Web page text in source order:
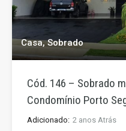
Casa, Sobrado
Cód. 146 – Sobrado
Condomínio Porto
Adicionado: 2 anos Atrás